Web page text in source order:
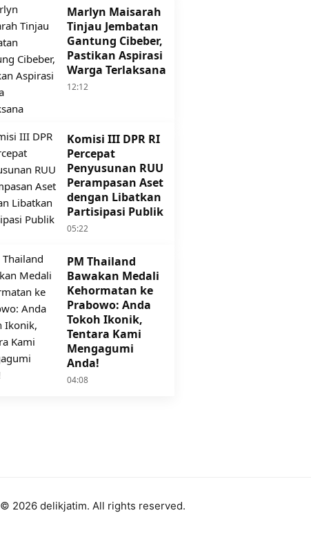
Marlyn Maisarah
Tinjau Jembatan
Gantung Cibeber,
Pastikan Aspirasi
Warga Terlaksana
12:12
Komisi III DPR RI
Percepat
Penyusunan RUU
Perampasan Aset
dengan Libatkan
Partisipasi Publik
05:22
PM Thailand
Bawakan Medali
Kehormatan ke
Prabowo: Anda
Tokoh Ikonik,
Tentara Kami
Mengagumi
Anda!
04:08
© 2026 delikjatim. All rights reserved.